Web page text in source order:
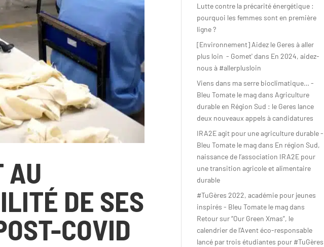
L’actualité du Geres
L’actualité des projets
Guides et études
Décryptages
Citoyen·ne·s
Entreprises
Institutions et
collectivités
Fondations
AU
DE SES
COVID
Lutte contre la précarité énergétique :
pourquoi les femmes sont en première
ligne ?
[Environnement] Aidez le Geres à aller
plus loin - Gomet' dans En 2024, aidez-
nous à #allerplusloin
Viens dans ma serre bioclimatique… -
Bleu Tomate le mag dans Agriculture
durable en Région Sud : le Geres lance
deux nouveaux appels à candidatures
IRA2E agit pour une agriculture durable -
Bleu Tomate le mag dans En région Sud,
naissance de l’association IRA2E pour
une transition agricole et alimentaire
durable
#TuGères 2022, académie pour jeunes
inspirés - Bleu Tomate le mag dans
Retour sur “Our Green Xmas”, le
calendrier de l’Avent éco-responsable
lancé par trois étudiantes pour #TuGères